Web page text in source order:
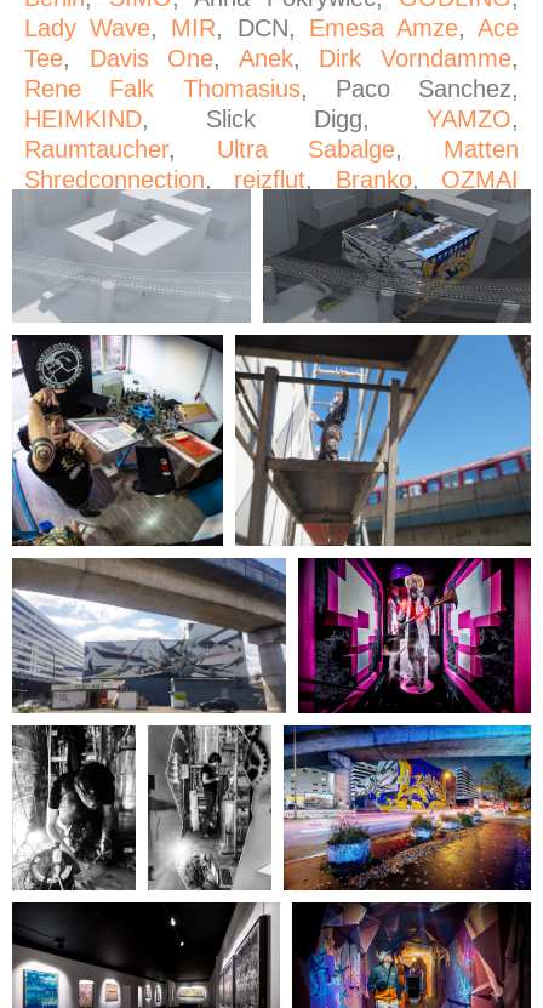
Lady Wave, MIR, DCN, Emesa Amze,Ace
Tee, Davis One, Anek, Dirk Vorndamme,
Rene Falk Thomasius, Paco Sanchez,
HEIMKIND, Slick Digg, YAMZO,
Raumtaucher, Ultra Sabalge, Matten
Shredconnection, reizflut, Branko, OZMAI
Oz.